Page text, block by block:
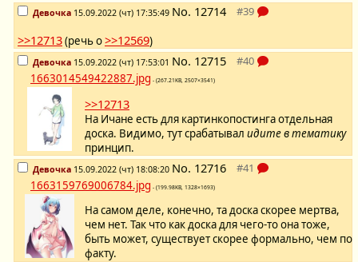
Девочка 15.09.2022 (чт) 17:35:49 No. 12714
>>12713(речь о>>12569)
Девочка 15.09.2022 (чт) 17:53:01 No. 12715
1663014549422887.jpg - (267.21KB, 2507×3541)
>>12713
На Ичане есть для картинкопостинга отдельная
доска. Видимо, тут срабатывал идите в тематику
принцип.
Девочка 15.09.2022 (чт) 18:08:20 No. 12716
1663159769006784.jpg - (199.98KB, 1328×1693)
На самом деле, конечно, та доска скорее мертва,
чем нет. Так что как доска для чего-то она тоже,
быть может, существует скорее формально, чем по
факту.